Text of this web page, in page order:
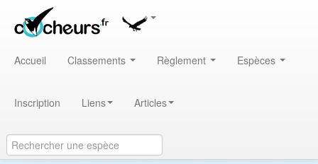
Accueil Classements Règlement Espèces
Inscription Liens Articles